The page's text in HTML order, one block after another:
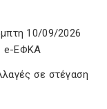
10/09/2026
e-ΕΦΚΑ
σε στέγαση